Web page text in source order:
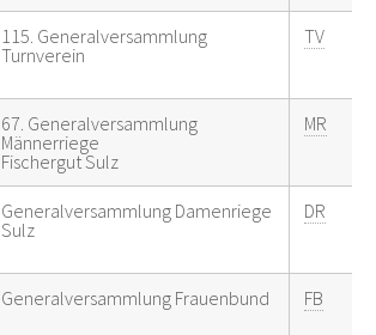
115. Generalversammlung
Turnverein
TV
67. Generalversammlung
Männerriege
Fischergut Sulz
MR
Generalversammlung Damenriege
Sulz
DR
Generalversammlung Frauenbund FB